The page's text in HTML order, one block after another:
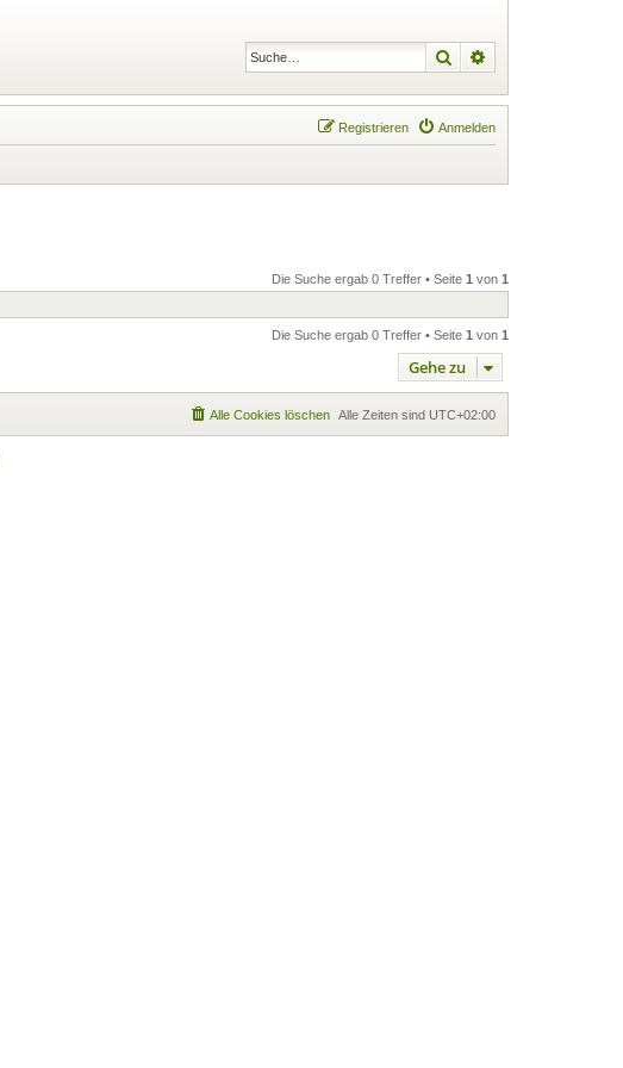
Suche
Anmelden
Registrieren
Die Suche ergab 0 Treffer • Seite 1 von 1
Die Suche ergab 0 Treffer • Seite 1 von 1
Gehe zu
Alle Zeiten sind UTC+02:00
Alle Cookies löschen